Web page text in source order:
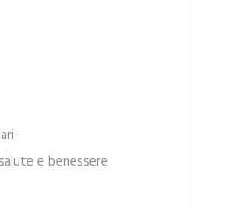
e benessere